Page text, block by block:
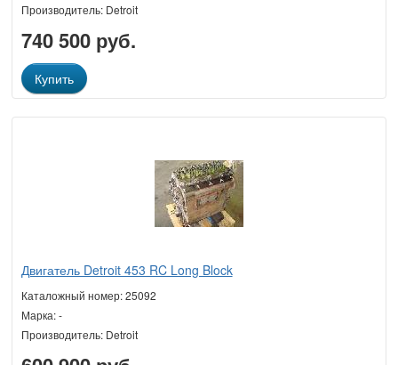
Производитель: Detroit
740 500 руб.
Купить
Двигатель Detroit 453 RC Long Block
Каталожный номер: 25092
Марка: -
Производитель: Detroit